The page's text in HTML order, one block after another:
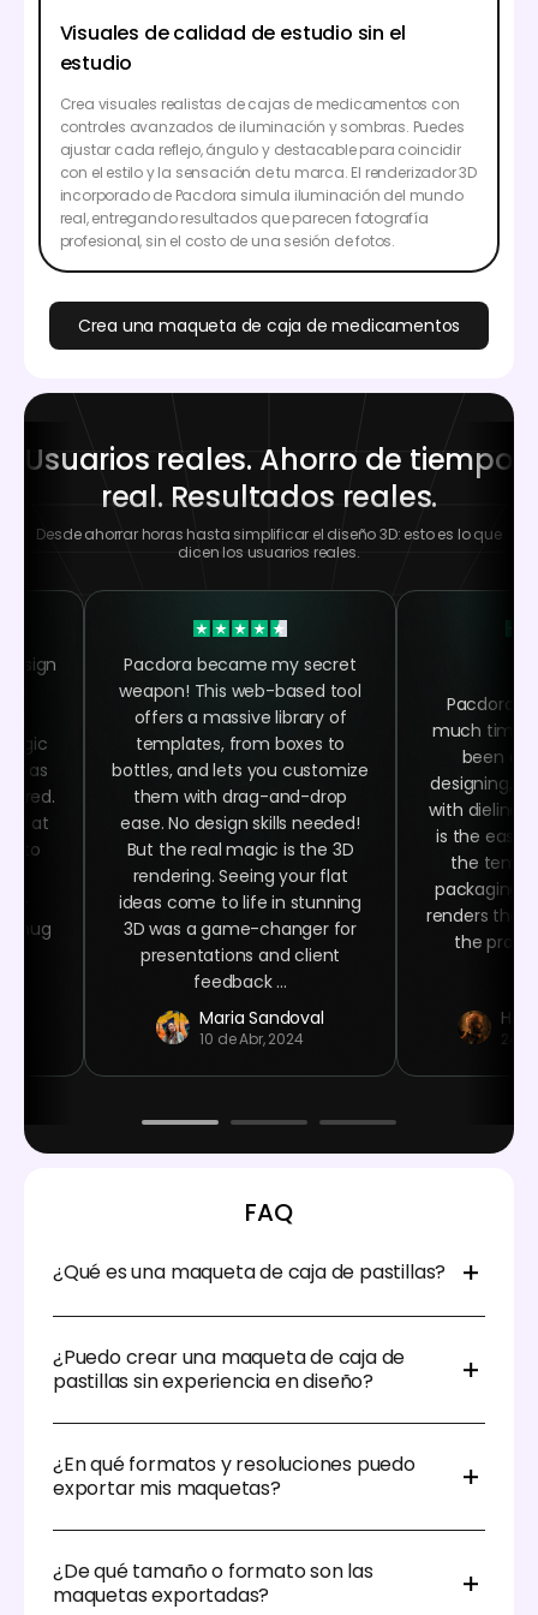
Visuales de calidad de estudio sin el
estudio
Crea visuales realistas de cajas de medicamentos con
controles avanzados de iluminación y sombras. Puedes
ajustar cada reflejo, ángulo y destacable para coincidir
con el estilo y la sensación de tu marca. El renderizador 3D
incorporado de Pacdora simula iluminación del mundo
real, entregando resultados que parecen fotografía
profesional, sin el costo de una sesión de fotos.
Crea una maqueta de caja de medicamentos
Usuarios reales. Ahorro de tiempo
real. Resultados reales.
Desde ahorrar horas hasta simplificar el diseño 3D: esto es lo que
dicen los usuarios reales.
as
at
to
mug
Pacdora became my secret
weapon! This web-based tool
offers a massive library of
templates, from boxes to
bottles, and lets you customize
them with drag-and-drop
ease. No design skills needed!
But the real magic is the 3D
rendering. Seeing your flat
ideas come to life in stunning
3D was a game-changer for
presentations and client
feedback ...
Maria Sandoval
10 de Abr, 2024
Pacdora
much time
been
designing,
with
is the easy
the
packaging
renders that
the
24
FAQ
¿Qué es una maqueta de caja de pastillas?
representación visual 3D de una caja de
medicamentos o pastillas, utilizada para mostrar
diseños de embalaje antes de la impresión. Es
¿Puedo crear una maqueta de caja de
pastillas sin experiencia en diseño?
necesitas experiencia previa en diseño o software
3D.
¿En qué formatos y resoluciones puedo
exportar mis maquetas?
resolución JPG o PNG, incluidas opciones en 2K, 4K y
8K. También puedes descargar con fondo
transparente si lo necesitas.
¿De qué tamaño o formato son las
maquetas exportadas?